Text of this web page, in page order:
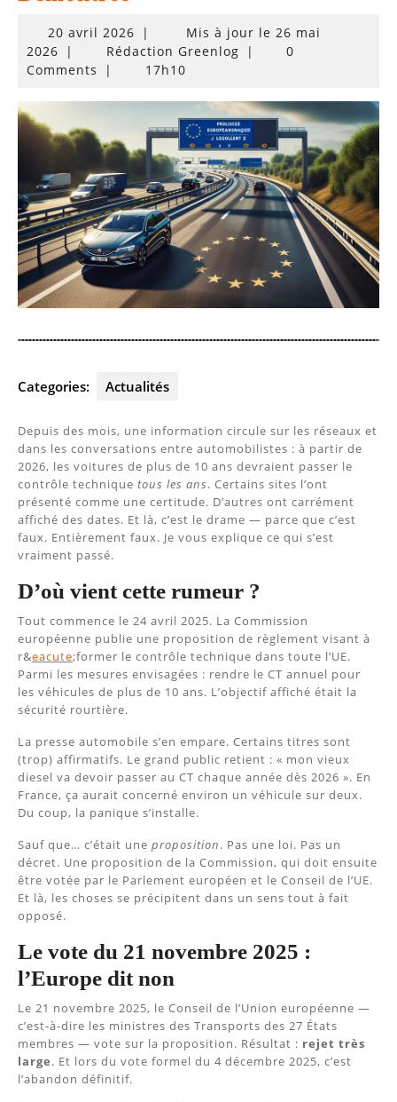
20 avril 202620
avril
2026
|
Mis à jour le 26 mai
2026
| Rédaction Greenlog |
0
Comments
| 17h10
Categories: Actualités
Depuis des mois, une information circule sur les réseaux et
dans les conversations entre automobilistes : à partir de
2026, les voitures de plus de 10 ans devraient passer le
contrôle technique tous les ans. Certains sites l’ont
présenté comme une certitude. D’autres ont carrément
affiché des dates. Et là, c’est le drame — parce que c’est
faux. Entièrement faux. Je vous explique ce qui s’est
vraiment passé.
D’où vient cette rumeur ?
Tout commence le 24 avril 2025. La Commission
européenne publie une proposition de règlement visant à
r&eacute;former le contrôle technique dans toute l’UE.
Parmi les mesures envisagées : rendre le CT annuel pour
les véhicules de plus de 10 ans. L’objectif affiché était la
sécurité rourtière.
La presse automobile s’en empare. Certains titres sont
(trop) affirmatifs. Le grand public retient : « mon vieux
diesel va devoir passer au CT chaque année dès 2026 ». En
France, ça aurait concerné environ un véhicule sur deux.
Du coup, la panique s’installe.
Sauf que… c’était une proposition. Pas une loi. Pas un
décret. Une proposition de la Commission, qui doit ensuite
être votée par le Parlement européen et le Conseil de l’UE.
Et là, les choses se précipitent dans un sens tout à fait
opposé.
Le vote du 21 novembre 2025 :
l’Europe dit non
Le 21 novembre 2025, le Conseil de l’Union européenne —
c’est-à-dire les ministres des Transports des 27 États
membres — vote sur la proposition. Résultat : rejet très
large. Et lors du vote formel du 4 décembre 2025, c’est
l’abandon définitif.